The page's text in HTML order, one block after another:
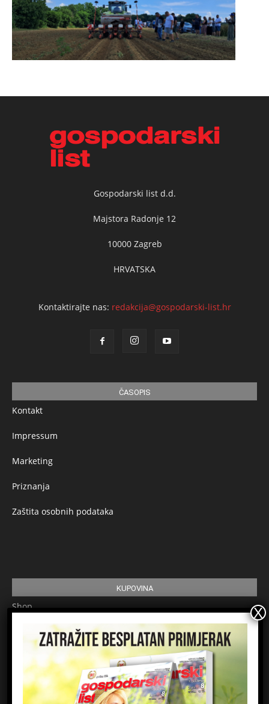
Gospodarski list d.d.
Majstora Radonje 12
10000 Zagreb
HRVATSKA
Kontaktirajte nas: redakcija@gospodarski-list.hr
ČASOPIS
Kontakt
Impressum
Marketing
Priznanja
Zaštita osobnih podataka
KUPOVINA
Shop
Pretplata
Uvjeti korištenja
Prijavite se na newsletter